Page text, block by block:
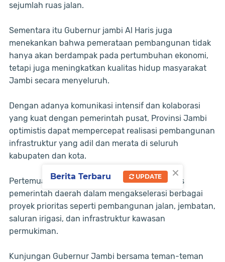
sejumlah ruas jalan.
Sementara itu Gubernur jambi Al Haris juga
menekankan bahwa pemerataan pembangunan tidak
hanya akan berdampak pada pertumbuhan ekonomi,
tetapi juga meningkatkan kualitas hidup masyarakat
Jambi secara menyeluruh.
Dengan adanya komunikasi intensif dan kolaborasi
yang kuat dengan pemerintah pusat, Provinsi Jambi
optimistis dapat mempercepat realisasi pembangunan
infrastruktur yang adil dan merata di seluruh
kabupaten dan kota.
Pertemuan tersebut menjadi langkah strategis
pemerintah daerah dalam mengakselerasi berbagai
proyek prioritas seperti pembangunan jalan, jembatan,
saluran irigasi, dan infrastruktur kawasan
permukiman.
Kunjungan Gubernur Jambi bersama teman-teman
×
Berita Terbaru UPDATE